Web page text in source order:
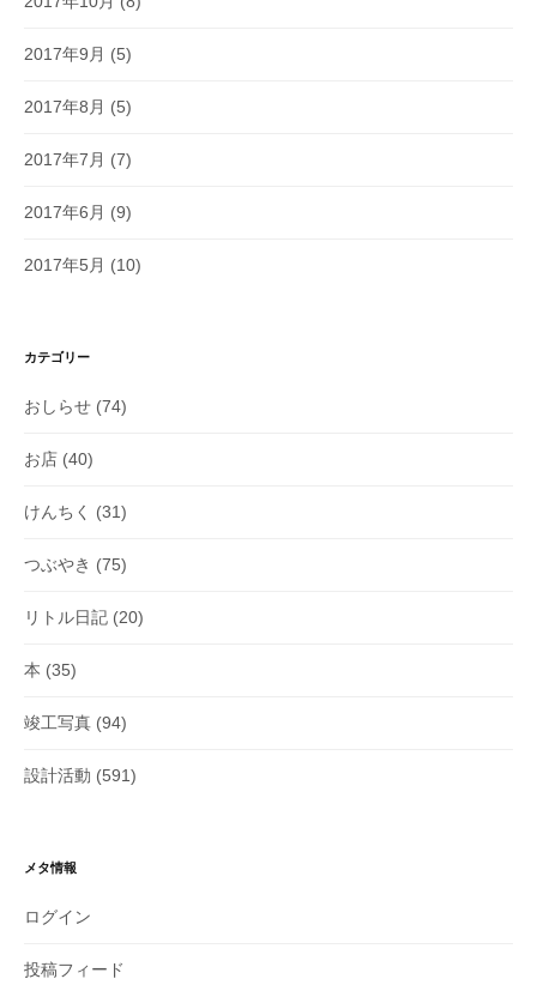
2017年9月 (5)
2017年8月 (5)
2017年7月 (7)
2017年6月 (9)
2017年5月 (10)
カテゴリー
おしらせ (74)
お店 (40)
けんちく (31)
つぶやき (75)
リトル日記 (20)
本 (35)
竣工写真 (94)
設計活動 (591)
メタ情報
ログイン
投稿フィード